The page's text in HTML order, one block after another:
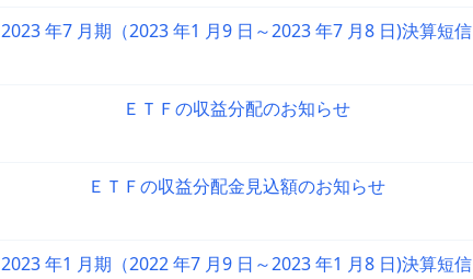
2023 年7 月期（2023 年1 月9 日～2023 年7 月8 日)決算短信
ＥＴＦの収益分配のお知らせ
ＥＴＦの収益分配金見込額のお知らせ
2023 年1 月期（2022 年7 月9 日～2023 年1 月8 日)決算短信